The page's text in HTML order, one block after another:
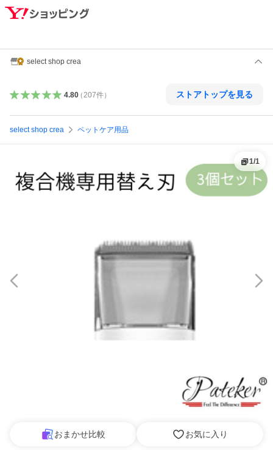
select shop crea
4.80（ 207件） ストアトップを見る
select shop crea ペットケア用品
1/1
おまかせ比較 お気に入り